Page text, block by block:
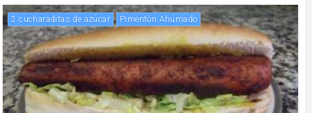
2 cucharaditas de azúcar Pimentón Ahumado